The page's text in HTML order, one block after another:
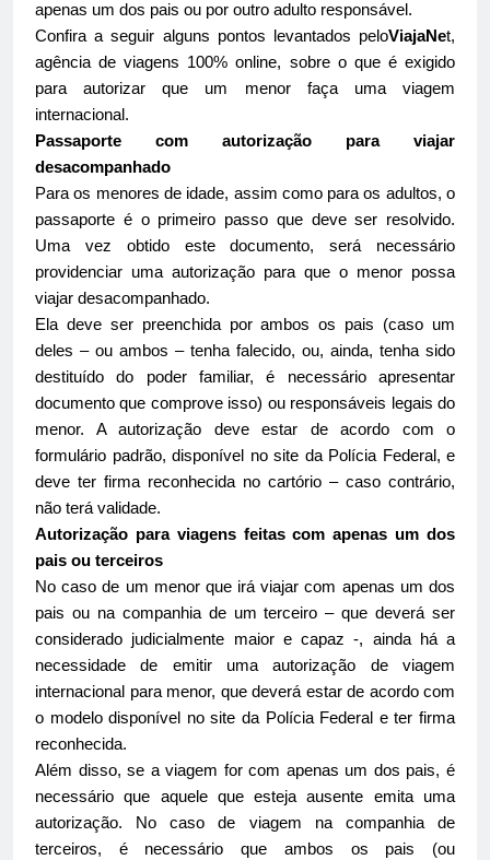
apenas um dos pais ou por outro adulto responsável.
Confira a seguir alguns pontos levantados peloViajaNet,
agência de viagens 100% online, sobre o que é exigido
para autorizar que um menor faça uma viagem
internacional.
Passaporte com autorização para viajar
desacompanhado
Para os menores de idade, assim como para os adultos, o
passaporte é o primeiro passo que deve ser resolvido.
Uma vez obtido este documento, será necessário
providenciar uma autorização para que o menor possa
viajar desacompanhado.
Ela deve ser preenchida por ambos os pais (caso um
deles – ou ambos – tenha falecido, ou, ainda, tenha sido
destituído do poder familiar, é necessário apresentar
documento que comprove isso) ou responsáveis legais do
menor. A autorização deve estar de acordo com o
formulário padrão, disponível no site da Polícia Federal, e
deve ter firma reconhecida no cartório – caso contrário,
não terá validade.
Autorização para viagens feitas com apenas um dos
pais ou terceiros
No caso de um menor que irá viajar com apenas um dos
pais ou na companhia de um terceiro – que deverá ser
considerado judicialmente maior e capaz -, ainda há a
necessidade de emitir uma autorização de viagem
internacional para menor, que deverá estar de acordo com
o modelo disponível no site da Polícia Federal e ter firma
reconhecida.
Além disso, se a viagem for com apenas um dos pais, é
necessário que aquele que esteja ausente emita uma
autorização. No caso de viagem na companhia de
terceiros, é necessário que ambos os pais (ou